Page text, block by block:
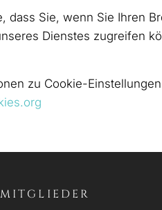
dass Sie, wenn Sie Ihren
Dienstes zugreifen
zu Cookie-
MITGLIEDER